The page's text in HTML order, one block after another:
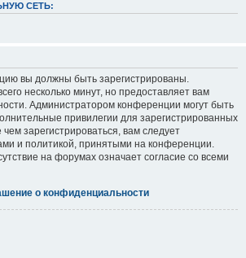
СЕТЬ:
вы должны быть зарегистрированы.
несколько минут, но предоставляет вам
Администратором конференции могут быть
привилегии для зарегистрированных
зарегистрироваться, вам следует
и политикой, принятыми на конференции.
на форумах означает согласие со всеми
о конфиденциальности